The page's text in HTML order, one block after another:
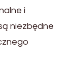
i
niezbędne